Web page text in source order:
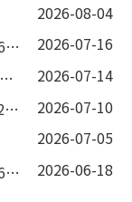
2026-08-04
9월10일개강 사회복지현장실습 모집안내(26-2학기4차)
2026-07-16
9월 10일개강 평생교육실습 모집안내(26- 2학기4차)
2026-07-14
8월 13일개강 학습과정(이론) 모집안내(26-2학기 3차)
2026-07-10
2026-07-05
8월13일개강 사회복지현장실습 모집안내(26- 2학기3차)
2026-06-18